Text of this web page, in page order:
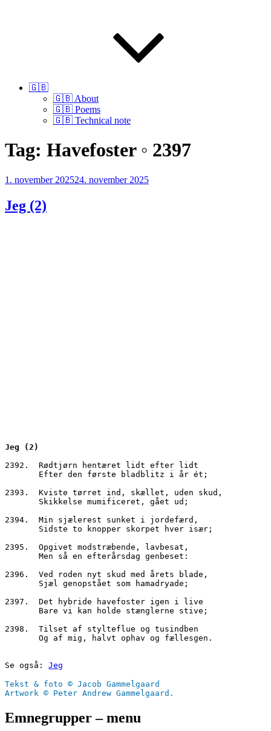
🇬🇧
🇬🇧 About
🇬🇧 Poems
🇬🇧 Technical note
Tag: Havefoster ◦ 2397
Udgivet
1. november 202524. november 2025
Jeg (2)
Jeg (2)
2392.  Rødtjørn hentæret lidt efter lidt
       Efter den første bladblitz i år ét;
2393.  Kviste tørret ind, skællet, uden skud,
       Skikkelse mumificeret, gået ud;
2394.  Min sjælerest sunket i jordefærd,
       Sidste to knopper skorpet hver især;
2395.  Opgivet modstræbende, lavbesat,
       Men så en efterårsdag genbeset:
2396.  Ved roden nyt skud med årets blade,
       Sjæl genopstået som hamadryade;
2397.  Det hybride havefoster igen i live
       Bare vi kan holde stænglerne stive;
2398.  Tilset af stylteflue og tusindben
       Og af mig, halvt ophav og fællesgen.
Se også: Jeg
Tekst & foto © Jacob Gammelgaard
Artwork © Peter Andrew Gammelgaard.
Emnegrupper – menu